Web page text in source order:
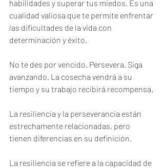
habilidades y superar tus miedos. Es una
cualidad valiosa que te permite enfrentar
las dificultades de la vida con
determinación y éxito.
No te des por vencido. Persevera. Siga
avanzando. La cosecha vendrá a su
tiempo y su trabajo recibirá recompensa.
La resiliencia y la perseverancia están
estrechamente relacionadas, pero
tienen diferencias en su definición.
La resiliencia se refiere a la capacidad de